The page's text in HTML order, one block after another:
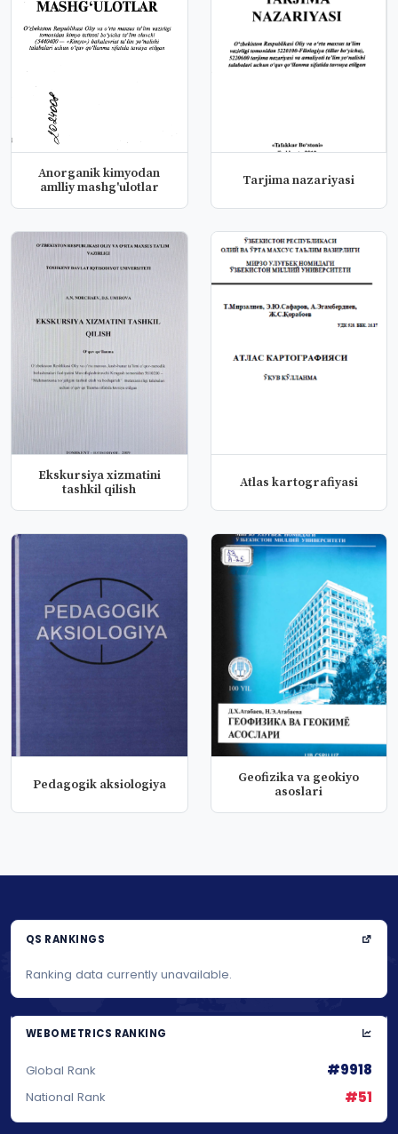
Anorganik kimyodan
amlliy mashg'ulotlar
Tarjima nazariyasi
Ekskursiya xizmatini
tashkil qilish
Atlas kartografiyasi
Pedagogik aksiologiya
Geofizika va geokiyo
asoslari
QS RANKINGS
Ranking data currently unavailable.
WEBOMETRICS RANKING
Global Rank #9918
National Rank #51